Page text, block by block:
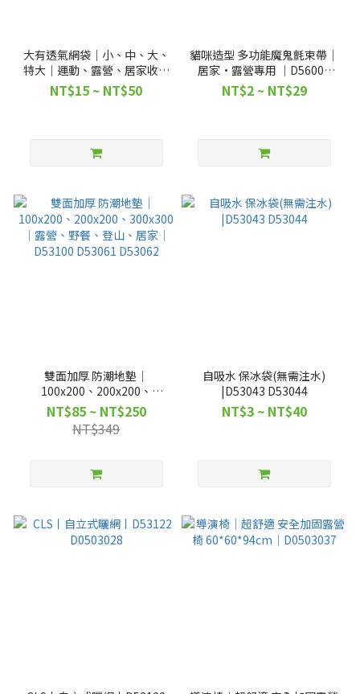
大有透氣網袋｜小、中、大、
特大｜運動、露營、居家收納
｜D53063 D53064 D53065
D53066
NT$15 ~ NT$50
貓咪造型 多功能魔鬼氈束帶｜
居家·露營專用 ｜D56001
D56002
NT$2 ~ NT$29
雙面加厚 防潮地墊｜
100x200、200x200、
300x300｜露營、野餐、登
山、居家｜D53100 D53061
D53062
NT$85 ~ NT$250
NT$349
自吸水 保冰袋(無需注水)
|D53043 D53044
NT$3 ~ NT$40